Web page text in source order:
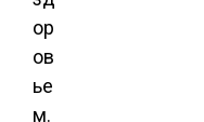
ор
ов
ье
м.